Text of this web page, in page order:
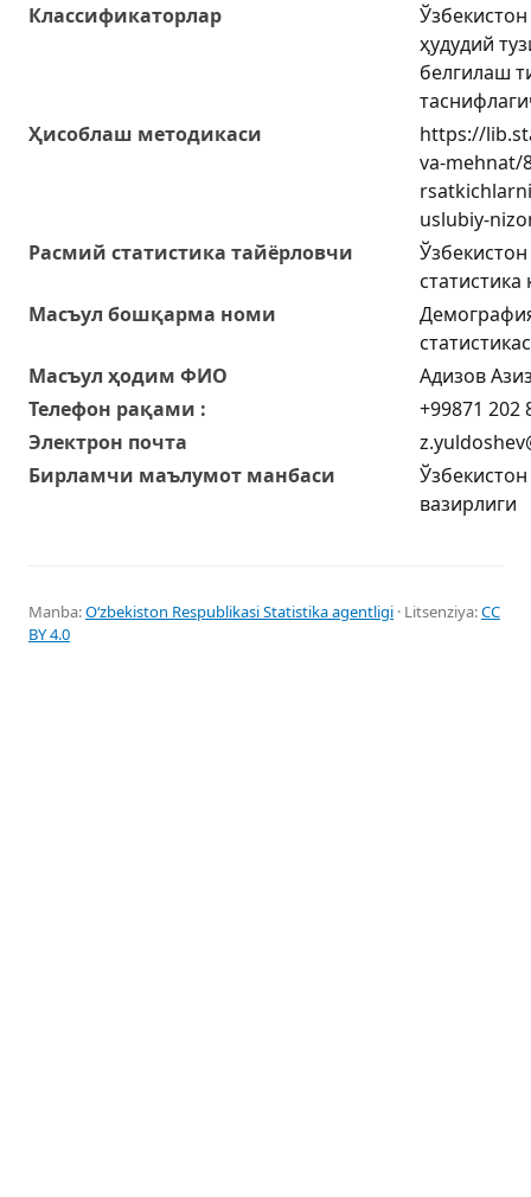
Классификаторлар
ҳудудий
белгилаш
Ҳисоблаш методикаси
https://
va-mehnat/
uslubiy-
Расмий статистика тайёрловчи
статистика
Масъул бошқарма номи
Масъул ҳодим ФИО
Адизов
Телефон рақами :
+99871 202
Электрон почта
Бирламчи маълумот манбаси
вазирлиги
Manba:Oʻzbekiston Respublikasi Statistika agentligi · Litsenziya:CC
BY 4.0